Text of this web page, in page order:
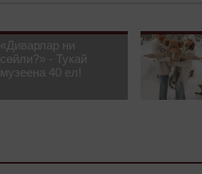
«Диварлар ни
сөйли?» - Тукай
музеена 40 ел!